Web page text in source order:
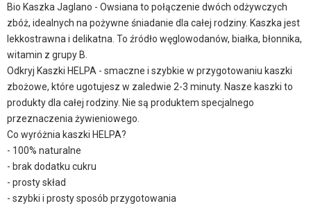
Bio Kaszka Jaglano - Owsiana to połączenie dwóch odżywczych
zbóż, idealnych na pożywne śniadanie dla całej rodziny. Kaszka jest
lekkostrawna i delikatna. To źródło węglowodanów, białka, błonnika,
witamin z grupy B.
Odkryj Kaszki HELPA - smaczne i szybkie w przygotowaniu kaszki
zbożowe, które ugotujesz w zaledwie 2-3 minuty. Nasze kaszki to
produkty dla całej rodziny. Nie są produktem specjalnego
przeznaczenia żywieniowego.
Co wyróżnia kaszki HELPA?
- 100% naturalne
- brak dodatku cukru
- prosty skład
- szybki i prosty sposób przygotowania